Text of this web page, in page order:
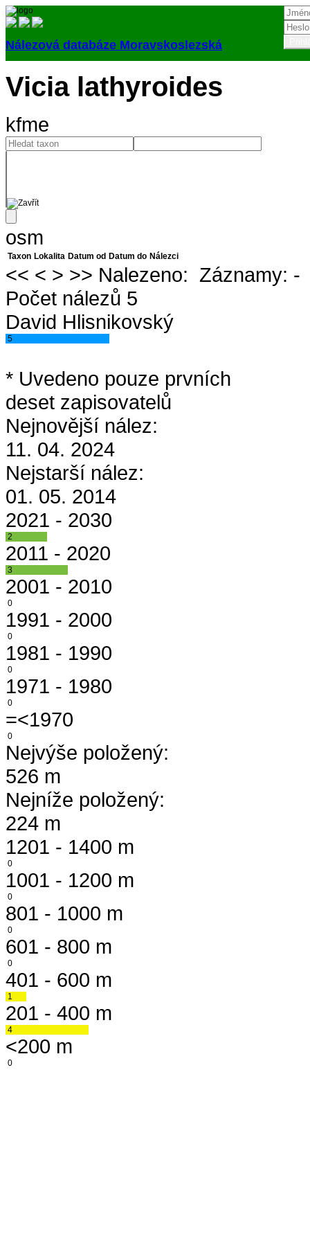
Nálezová databáze Moravskoslezská
Vicia lathyroides
kfme
osm
Taxon Lokalita Datum od Datum do Nálezci
<< < > >> Nalezeno: Záznamy: -
Počet nálezů 5
David Hlisnikovský
5
* Uvedeno pouze prvních
deset zapisovatelů
Nejnovější nález:
11. 04. 2024
Nejstarší nález:
01. 05. 2014
2021 - 2030
2
2011 - 2020
3
2001 - 2010
0
1991 - 2000
0
1981 - 1990
0
1971 - 1980
0
=<1970
0
Nejvýše položený:
526 m
Nejníže položený:
224 m
1201 - 1400 m
0
1001 - 1200 m
0
801 - 1000 m
0
601 - 800 m
0
401 - 600 m
1
201 - 400 m
4
<200 m
0